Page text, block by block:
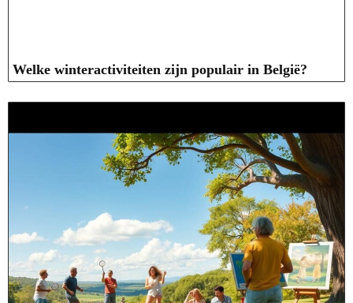
Welke winteractiviteiten zijn populair in België?